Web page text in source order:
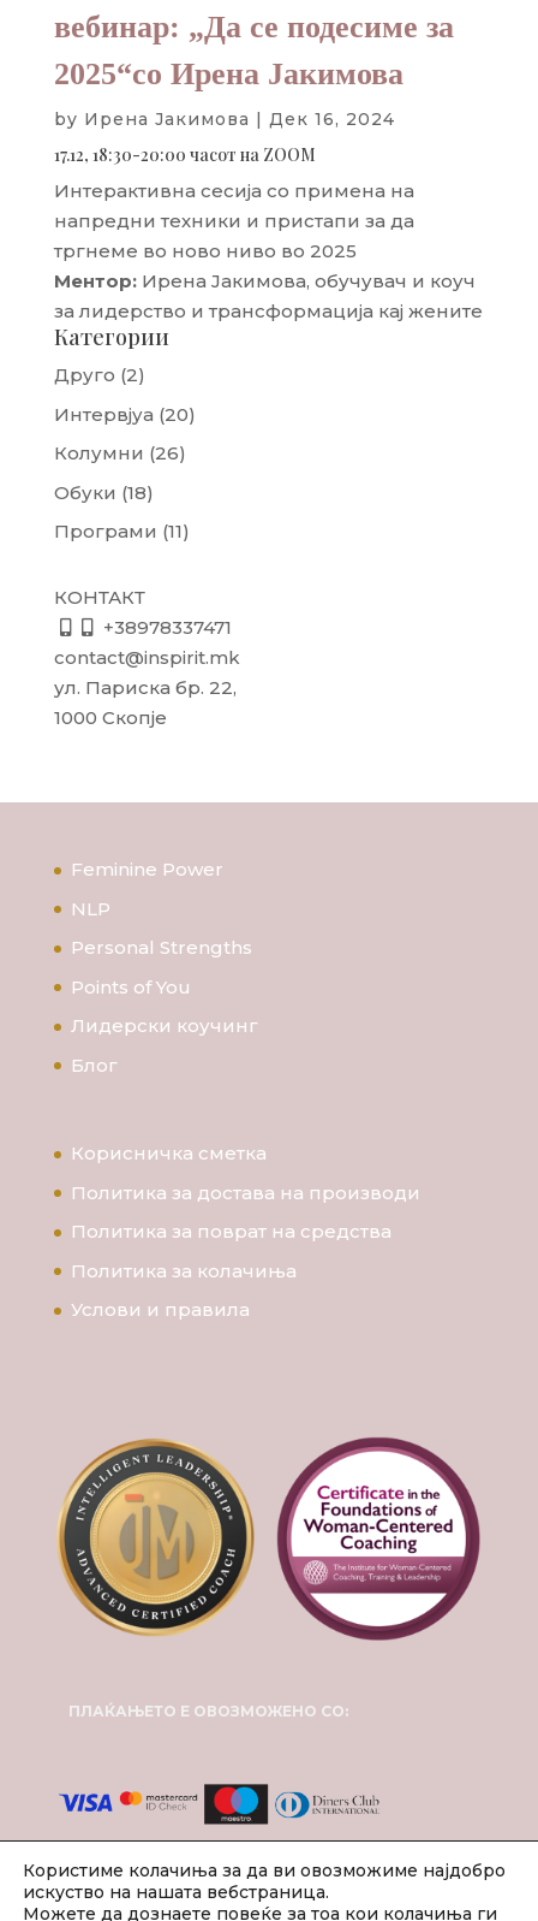
вебинар: „Да се подесиме за
2025“со Ирена Јакимова
by Ирена Јакимова | Дек 16, 2024
17.12, 18:30-20:00 часот на ZOOM
Интерактивна сесија со примена на
напредни техники и пристапи за да
тргнеме во ново ниво во 2025
Ментор: Ирена Јакимова, обучувач и коуч
за лидерство и трансформација кај жените
Категории
Друго (2)
Интервјуа (20)
Колумни (26)
Обуки (18)
Програми (11)
КОНТАКТ
+38978337471
contact@inspirit.mk
ул. Париска бр. 22,
1000 Скопје
Feminine Power
NLP
Personal Strengths
Points of You
Лидерски коучинг
Блог
Корисничка сметка
Политика за достава на производи
Политика за поврат на средства
Политика за колачиња
Услови и правила
ПЛАЌАЊЕТО Е ОВОЗМОЖЕНО СО:
Користиме колачиња за да ви овозможиме најдобро
искуство на нашата вебстраница.
Можете да дознаете повеќе за тоа кои колачиња ги